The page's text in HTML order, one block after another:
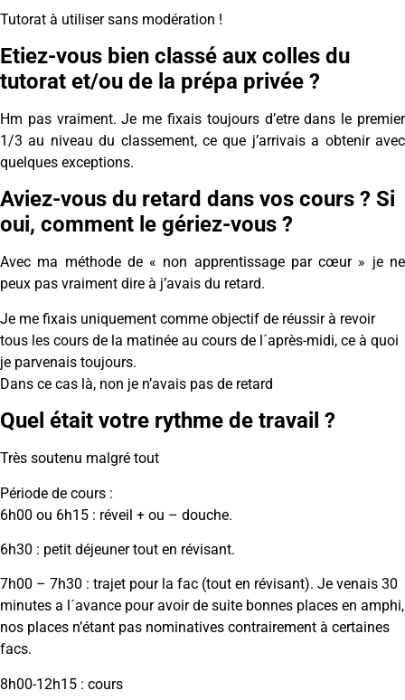
Tutorat à utiliser sans modération !
Etiez-vous bien classé aux colles du
tutorat et/ou de la prépa privée ?
Hm pas vraiment. Je me fixais toujours d’etre dans le premier
1/3 au niveau du classement, ce que j’arrivais a obtenir avec
quelques exceptions.
Aviez-vous du retard dans vos cours ? Si
oui, comment le gériez-vous ?
Avec ma méthode de « non apprentissage par cœur » je ne
peux pas vraiment dire à j’avais du retard.
Je me fixais uniquement comme objectif de réussir à revoir
tous les cours de la matinée au cours de l´après-midi, ce à quoi
je parvenais toujours.
Dans ce cas là, non je n’avais pas de retard
Quel était votre rythme de travail ?
Très soutenu malgré tout
Période de cours :
6h00 ou 6h15 : réveil + ou – douche.
6h30 : petit déjeuner tout en révisant.
7h00 – 7h30 : trajet pour la fac (tout en révisant). Je venais 30
minutes a l´avance pour avoir de suite bonnes places en amphi,
nos places n’étant pas nominatives contrairement à certaines
facs.
8h00-12h15 : cours